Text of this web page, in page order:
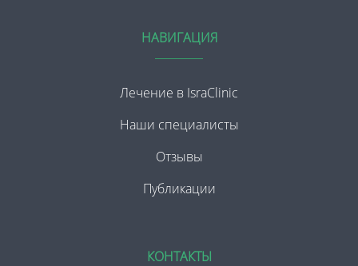
НАВИГАЦИЯ
Лечение в IsraClinic
Наши специалисты
Отзывы
Публикации
КОНТАКТЫ